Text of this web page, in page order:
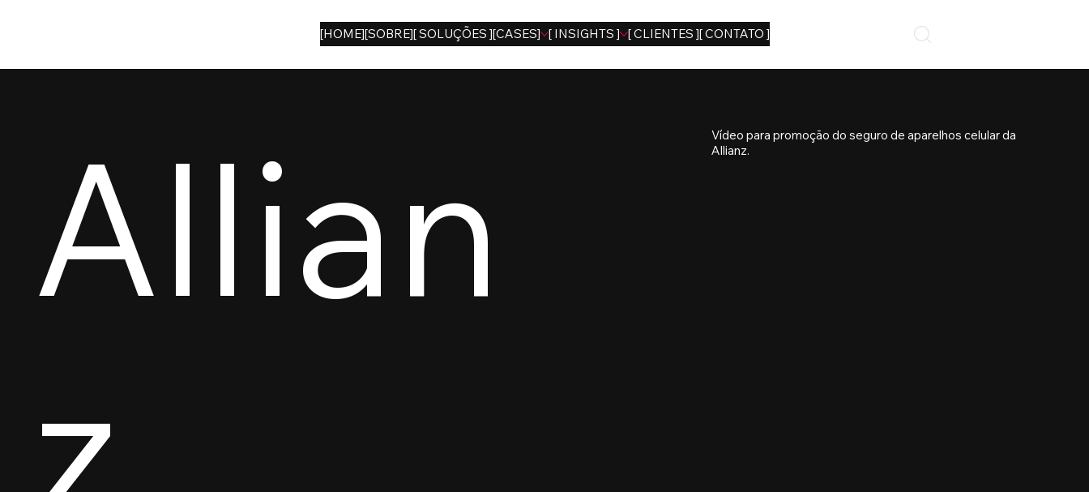
[HOME][SOBRE][ SOLUÇÕES ][CASES] [ INSIGHTS ] [ CLIENTES ][ CONTATO ]
Allian
z
Vídeo para promoção do seguro de aparelhos celular da
Allianz.